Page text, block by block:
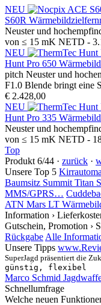
NEU
S60R
Neuster und
von ≤ 15 mK NETD -
NEU
Hunt Pro 650
pitch Neuster und
F1.0 Blende bringt eine
€ 2.428,00
NEU
Hunt Pro 335
Neuster und
von ≤ 15 mK NETD -
Top
Produkt 6/44 · zurück ·
Unsere Top 5
Baumsitz Summit Titan
MMS/GPRS…
ATN Mars LT
Information ›
Gutschein, Promotion ›
Rückgabe Alle
Unsere Tipps
SuperJagd präsentiert die
günstig, flexibel
Marco Schmid
Schnellumfrage
Welche neuen